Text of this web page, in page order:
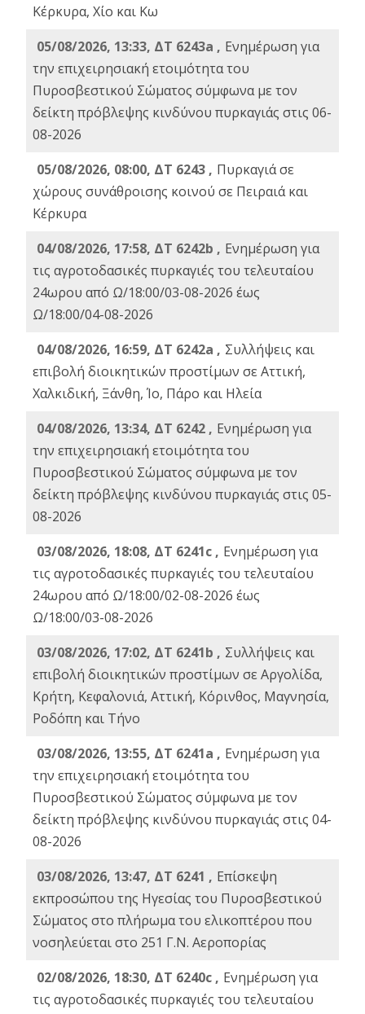
Κέρκυρα, Χίο και Κω
05/08/2026, 13:33, ΔΤ 6243a , Ενημέρωση για
την επιχειρησιακή ετοιμότητα του
Πυροσβεστικού Σώματος σύμφωνα με τον
δείκτη πρόβλεψης κινδύνου πυρκαγιάς στις 06-
08-2026
05/08/2026, 08:00, ΔΤ 6243 , Πυρκαγιά σε
χώρους συνάθροισης κοινού σε Πειραιά και
Κέρκυρα
04/08/2026, 17:58, ΔΤ 6242b , Ενημέρωση για
τις αγροτοδασικές πυρκαγιές του τελευταίου
24ωρου από Ω/18:00/03-08-2026 έως
Ω/18:00/04-08-2026
04/08/2026, 16:59, ΔΤ 6242a , Συλλήψεις και
επιβολή διοικητικών προστίμων σε Αττική,
Χαλκιδική, Ξάνθη, Ίο, Πάρο και Ηλεία
04/08/2026, 13:34, ΔΤ 6242 , Ενημέρωση για
την επιχειρησιακή ετοιμότητα του
Πυροσβεστικού Σώματος σύμφωνα με τον
δείκτη πρόβλεψης κινδύνου πυρκαγιάς στις 05-
08-2026
03/08/2026, 18:08, ΔΤ 6241c , Ενημέρωση για
τις αγροτοδασικές πυρκαγιές του τελευταίου
24ωρου από Ω/18:00/02-08-2026 έως
Ω/18:00/03-08-2026
03/08/2026, 17:02, ΔΤ 6241b , Συλλήψεις και
επιβολή διοικητικών προστίμων σε Αργολίδα,
Κρήτη, Κεφαλονιά, Αττική, Κόρινθος, Μαγνησία,
Ροδόπη και Τήνο
03/08/2026, 13:55, ΔΤ 6241a , Ενημέρωση για
την επιχειρησιακή ετοιμότητα του
Πυροσβεστικού Σώματος σύμφωνα με τον
δείκτη πρόβλεψης κινδύνου πυρκαγιάς στις 04-
08-2026
03/08/2026, 13:47, ΔΤ 6241 , Επίσκεψη
εκπροσώπου της Ηγεσίας του Πυροσβεστικού
Σώματος στο πλήρωμα του ελικοπτέρου που
νοσηλεύεται στο 251 Γ.Ν. Αεροπορίας
02/08/2026, 18:30, ΔΤ 6240c , Ενημέρωση για
τις αγροτοδασικές πυρκαγιές του τελευταίου